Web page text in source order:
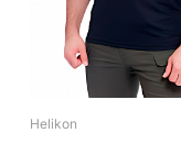
Helikon